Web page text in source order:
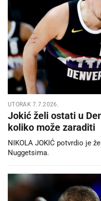
UTORAK 7.7.2026.
Jokić želi ostati u
koliko može zaraditi
NIKOLA JOKIĆ potvrdio je
Nuggetsima.